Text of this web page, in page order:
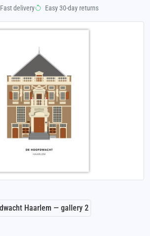
Fast delivery Easy 30-day returns